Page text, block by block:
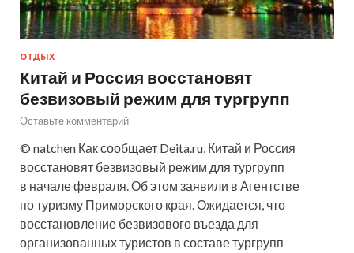
ОТДЫХ
Китай и Россия восстановят
безвизовый режим для тургрупп
Оставьте комментарий
© natchen Как сообщает Deita.ru, Китай и Россия
восстановят безвизовый режим для тургрупп
в начале февраля. Об этом заявили в Агентстве
по туризму Приморского края. Ожидается, что
восстановление безвизового въезда для
организованных туристов в составе тургрупп